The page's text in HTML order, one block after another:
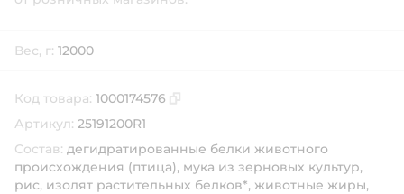
Вес, г: 12000
Код товара: 1000174576
Артикул: 25191200R1
Состав: дегидратированные белки животного
происхождения (птица), мука из зерновых культур,
рис, изолят растительных белков*, животные жиры,